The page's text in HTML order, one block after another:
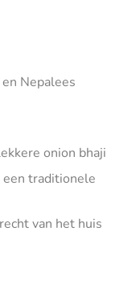
Nepalees
onion bhaji
een traditionele
van het huis